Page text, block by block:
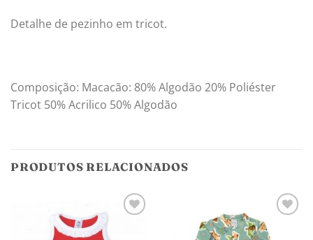
Detalhe de pezinho em tricot.
Composição: Macacão: 80% Algodão 20% Poliéster
Tricot 50% Acrilico 50% Algodão
PRODUTOS RELACIONADOS